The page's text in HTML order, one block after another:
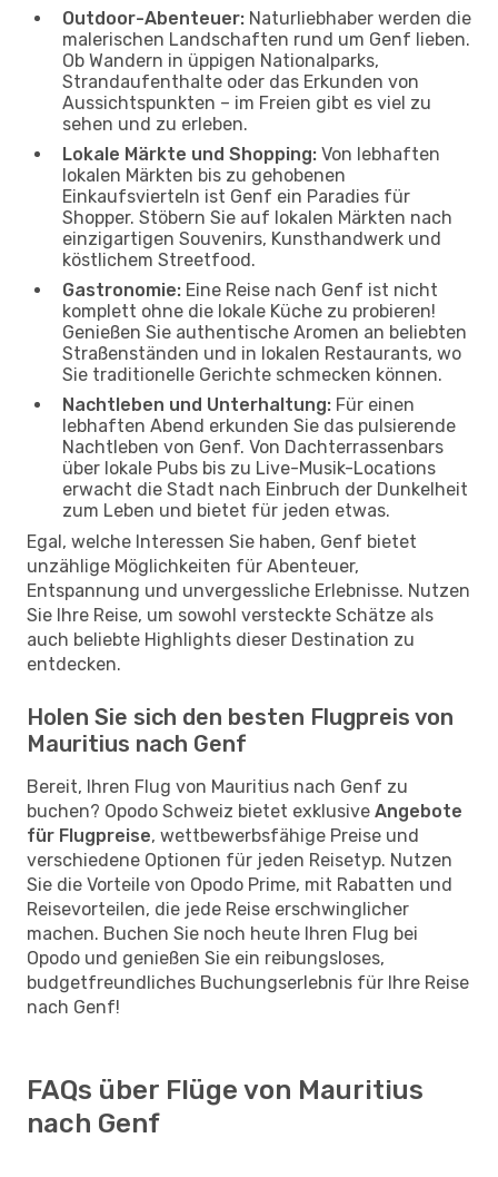
Outdoor-Abenteuer: Naturliebhaber werden die
malerischen Landschaften rund um Genf lieben.
Ob Wandern in üppigen Nationalparks,
Strandaufenthalte oder das Erkunden von
Aussichtspunkten – im Freien gibt es viel zu
sehen und zu erleben.
Lokale Märkte und Shopping: Von lebhaften
lokalen Märkten bis zu gehobenen
Einkaufsvierteln ist Genf ein Paradies für
Shopper. Stöbern Sie auf lokalen Märkten nach
einzigartigen Souvenirs, Kunsthandwerk und
köstlichem Streetfood.
Gastronomie: Eine Reise nach Genf ist nicht
komplett ohne die lokale Küche zu probieren!
Genießen Sie authentische Aromen an beliebten
Straßenständen und in lokalen Restaurants, wo
Sie traditionelle Gerichte schmecken können.
Nachtleben und Unterhaltung: Für einen
lebhaften Abend erkunden Sie das pulsierende
Nachtleben von Genf. Von Dachterrassenbars
über lokale Pubs bis zu Live-Musik-Locations
erwacht die Stadt nach Einbruch der Dunkelheit
zum Leben und bietet für jeden etwas.
Egal, welche Interessen Sie haben, Genf bietet
unzählige Möglichkeiten für Abenteuer,
Entspannung und unvergessliche Erlebnisse. Nutzen
Sie Ihre Reise, um sowohl versteckte Schätze als
auch beliebte Highlights dieser Destination zu
entdecken.
Holen Sie sich den besten Flugpreis von
Mauritius nach Genf
Bereit, Ihren Flug von Mauritius nach Genf zu
buchen? Opodo Schweiz bietet exklusive Angebote
für Flugpreise, wettbewerbsfähige Preise und
verschiedene Optionen für jeden Reisetyp. Nutzen
Sie die Vorteile von Opodo Prime, mit Rabatten und
Reisevorteilen, die jede Reise erschwinglicher
machen. Buchen Sie noch heute Ihren Flug bei
Opodo und genießen Sie ein reibungsloses,
budgetfreundliches Buchungserlebnis für Ihre Reise
nach Genf!
FAQs über Flüge von Mauritius
nach Genf